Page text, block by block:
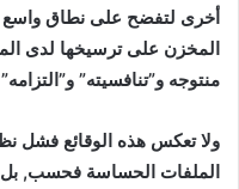
أخرى لتفضح على نطاق واسع
المخزن على ترسيخها لدى
منتوجه و”تنافسيته”
ولا تعكس هذه الوقائع فشل
الملفات الحساسة فحسب, بل